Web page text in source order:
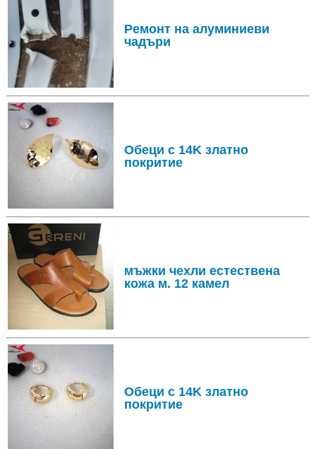
Ремонт на алуминиеви
чадъри
Обеци с 14K златно
покритие
мъжки чехли естествена
кожа м. 12 камел
Обеци с 14K златно
покритие